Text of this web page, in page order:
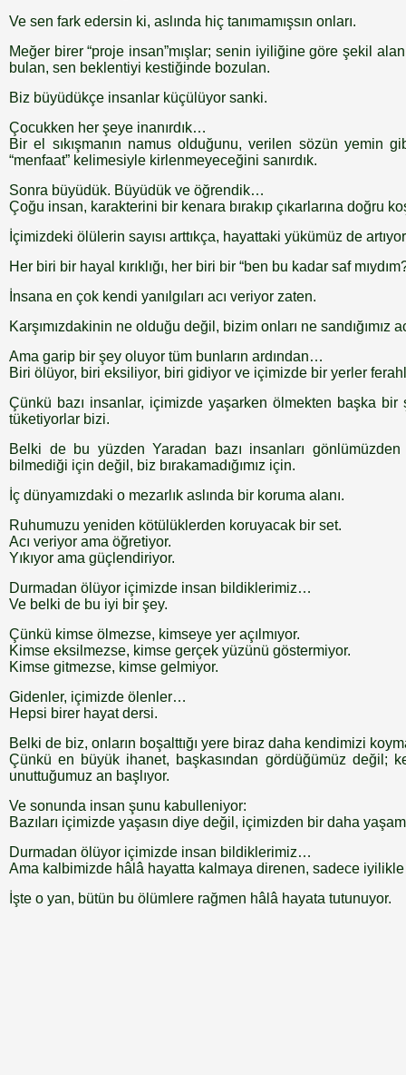
Ve sen fark edersin ki, aslında hiç tanımamışsın onları.
Meğer birer “proje insan”mışlar; senin iyiliğine göre şekil
bulan, sen beklentiyi kestiğinde bozulan.
Biz büyüdükçe insanlar küçülüyor sanki.
Çocukken her şeye inanırdık…
Bir el sıkışmanın namus olduğunu, verilen sözün yemin
“menfaat” kelimesiyle kirlenmeyeceğini sanırdık.
Sonra büyüdük. Büyüdük ve öğrendik…
Çoğu insan, karakterini bir kenara bırakıp çıkarlarına doğru
İçimizdeki ölülerin sayısı arttıkça, hayattaki yükümüz de
Her biri bir hayal kırıklığı, her biri bir “ben bu kadar saf
İnsana en çok kendi yanılgıları acı veriyor zaten.
Karşımızdakinin ne olduğu değil, bizim onları ne sandığımız
Ama garip bir şey oluyor tüm bunların ardından…
Biri ölüyor, biri eksiliyor, biri gidiyor ve içimizde bir yerler
Çünkü bazı insanlar, içimizde yaşarken ölmekten başka
tüketiyorlar bizi.
Belki de bu yüzden Yaradan bazı insanları
bilmediği için değil, biz bırakamadığımız için.
İç dünyamızdaki o mezarlık aslında bir koruma alanı.
Ruhumuzu yeniden kötülüklerden koruyacak bir set.
Acı veriyor ama öğretiyor.
Yıkıyor ama güçlendiriyor.
Durmadan ölüyor içimizde insan bildiklerimiz…
Ve belki de bu iyi bir şey.
Çünkü kimse ölmezse, kimseye yer açılmıyor.
Kimse eksilmezse, kimse gerçek yüzünü göstermiyor.
Kimse gitmezse, kimse gelmiyor.
Gidenler, içimizde ölenler…
Hepsi birer hayat dersi.
Belki de biz, onların boşalttığı yere biraz daha kendimizi
Çünkü en büyük ihanet, başkasından gördüğümüz değil;
unuttuğumuz an başlıyor.
Ve sonunda insan şunu kabulleniyor:
Bazıları içimizde yaşasın diye değil, içimizden bir daha
Durmadan ölüyor içimizde insan bildiklerimiz…
Ama kalbimizde hâlâ hayatta kalmaya direnen, sadece
İşte o yan, bütün bu ölümlere rağmen hâlâ hayata tutunuyor.